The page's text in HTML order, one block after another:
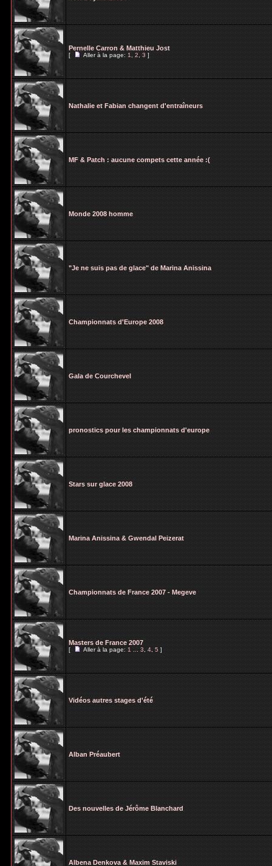
Pernelle Carron & Matthieu Jost
[ Aller à la page:1,2,3]
Nathalie et Fabian changent d'entraîneurs
MF & Patch : aucune compets cette année :(
Monde 2008 homme
"Je ne suis pas de glace" de Marina Anissina
Championnats d'Europe 2008
Gala de Courchevel
pronostics pour les championnats d'europe
Stars sur glace 2008
Marina Anissina & Gwendal Peizerat
Championnats de France 2007 - Megeve
Masters de France 2007
[ Aller à la page:1...3,4,5]
Vidéos autres stages d'été
Alban Préaubert
Des nouvelles de Jérôme Blanchard
Albena Denkova & Maxim Staviski